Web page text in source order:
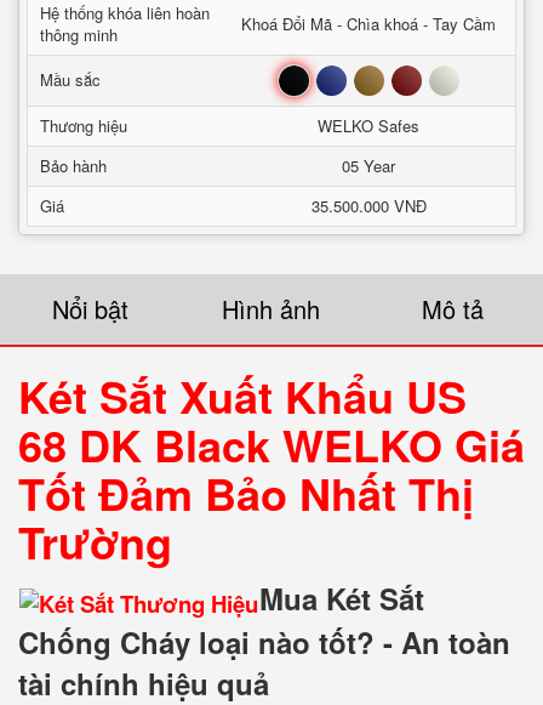
Hệ thống khóa liên hoàn
thông minh
Khoá Đổi Mã - Chìa khoá - Tay Cầm
Mầu sắc Đen Xanh Nâu Đỏ Trắng
Thương hiệu
WELKO Safes
Bảo hành
05 Year
Giá
35.500.000 VNĐ
Nổi bật Hình ảnh Mô tả
Két Sắt Xuất Khẩu US
68 DK Black WELKO Giá
Tốt Đảm Bảo Nhất Thị
Trường
Mua Két Sắt
Chống Cháy loại nào tốt? - An toàn
tài chính hiệu quả